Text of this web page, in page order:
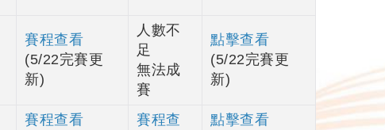
賽程查看
(5/22完賽更
新)
人數不
足
無法成
賽
點擊查看
(5/22完賽更
新)
賽程查看
賽程查
點擊查看